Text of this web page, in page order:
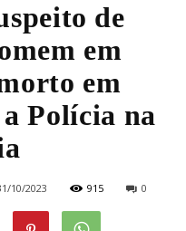
de
em
em
Polícia na
10/2023 915 0